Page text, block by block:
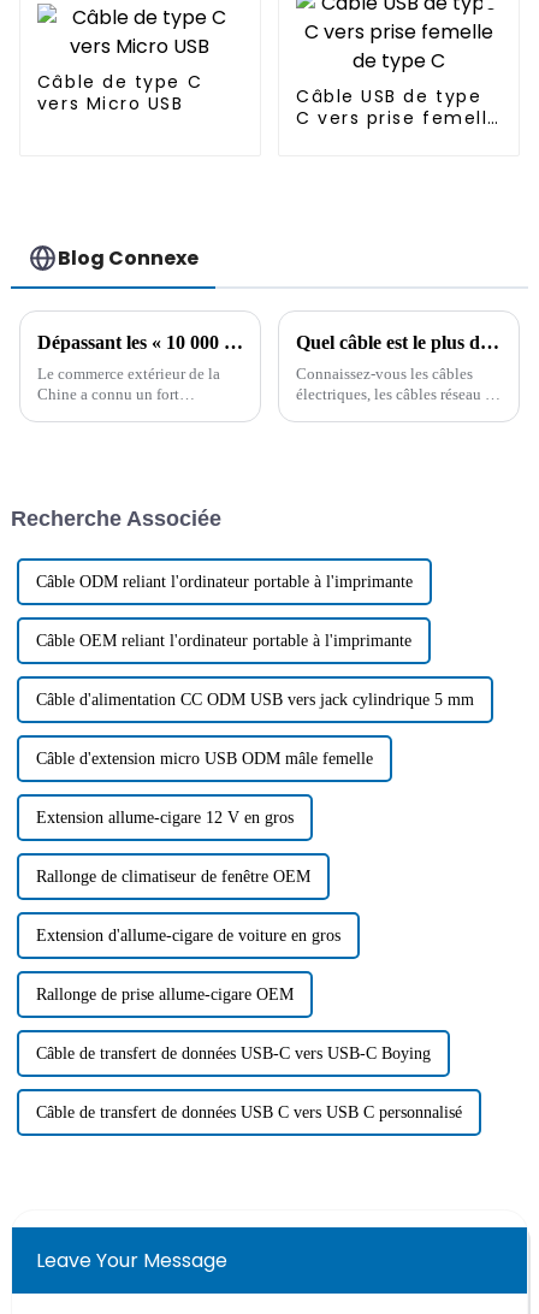
Câble de type C
vers Micro USB
Câble USB de type
C vers prise femelle
Blog Connexe
Dépassant les « 10 000 milliards », le taux de croissance du volume des importations et des exportations de la Chine au premier trimestre a atteint un nouveau sommet.
Le commerce extérieur de la
Chine a connu un fort
dépassant les 10 000 milliards
exportations, on compte
notamment les produits de
câbles…
Quel câble est le plus durable ? Il est important de connaître à l'avance les connaissances d'un professionnel !
Connaissez-vous les câbles
électriques, les câbles réseau et
Recherche Associée
Câble ODM reliant l'ordinateur portable à l'imprimante
Câble OEM reliant l'ordinateur portable à l'imprimante
Câble d'alimentation CC ODM USB vers jack cylindrique 5 mm
Câble d'extension micro USB ODM mâle femelle
Extension allume-cigare 12 V en gros
Rallonge de climatiseur de fenêtre OEM
Extension d'allume-cigare de voiture en gros
Rallonge de prise allume-cigare OEM
Câble de transfert de données USB-C vers USB-C Boying
Câble de transfert de données USB C vers USB C personnalisé
Leave Your Message